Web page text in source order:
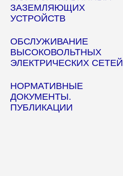
ЗАЗЕМЛЯЮЩИХ
УСТРОЙСТВ
ОБСЛУЖИВАНИЕ
ВЫСОКОВОЛЬТНЫХ
ЭЛЕКТРИЧЕСКИХ СЕТЕЙ
НОРМАТИВНЫЕ
ДОКУМЕНТЫ.
ПУБЛИКАЦИИ